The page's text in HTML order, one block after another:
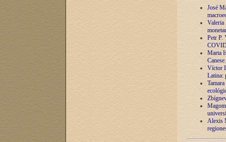
José
Valeria
Petr P.
Marta
Víctor
Latina:
Alexis